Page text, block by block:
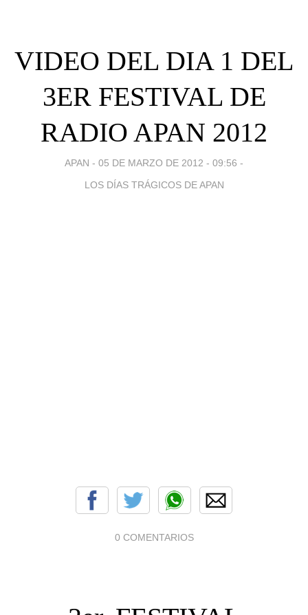
VIDEO DEL DIA 1 DEL
3ER FESTIVAL DE
RADIO APAN 2012
APAN - 05 DE MARZO DE 2012 - 09:56 -
LOS DÍAS TRÁGICOS DE APAN
0 COMENTARIOS